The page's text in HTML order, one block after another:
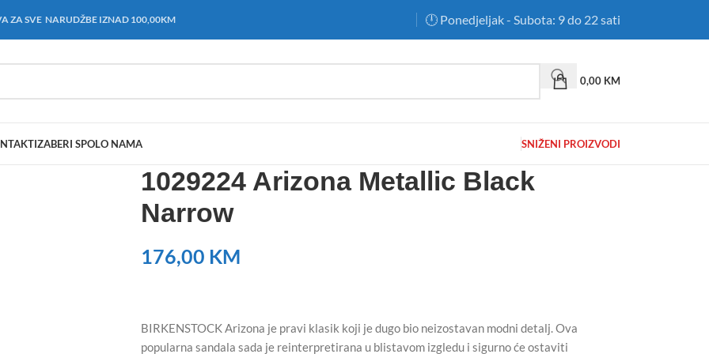
ZA SVE NARUDŽBE IZNAD 100,00KM 🕛 Ponedjeljak - Subota: 9 do 22 sati
0,00 KM
IZABERI SPOLO NAMA SNIŽENI PROIZVODI
1029224 Arizona Metallic Black
Narrow
176,00 KM
BIRKENSTOCK Arizona je pravi klasik koji je dugo bio neizostavan modni detalj. Ova
popularna sandala sada je reinterpretirana u blistavom izgledu i sigurno će ostaviti